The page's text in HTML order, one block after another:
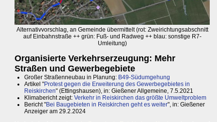
Alternativvorschlag, an Gemeinde übermittelt (rot: Zweirichtungsabschnitt
auf Einbahnstraße ++ grün: Fuß- und Radweg ++ blau: sonstige R7-
Umleitung)
Organisierte Verkehrserzeugung: Mehr
Straßen und Gewerbegebiete
Großer Straßenneubau in Planung: B49-Südumgehung
Artikel "Protest gegen die Erweiterung des Gewerbegebietes in
Reiskirchen" (Ettingshausen), in: Gießener Allgemeine, 7.5.2021
Klimabericht zeigt: Verkehr in Reiskirchen das größte Umweltproblem
Bericht "Bei Baugebieten in Reiskirchen geht es weiter", in: Gießener
Anzeiger am 29.2.2024